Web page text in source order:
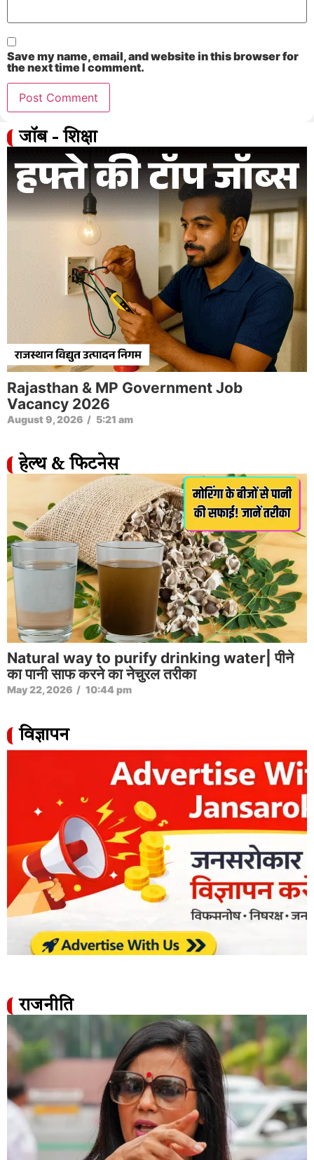
Save my name, email, and website in this browser for
the next time I comment.
जॉब - शिक्षा
Rajasthan & MP Government Job
Vacancy 2026
August 9, 2026 / 5:21 am
हेल्थ & फिटनेस
Natural way to purify drinking water| पीने
का पानी साफ करने का नेचुरल तरीका
May 22, 2026 / 10:44 pm
विज्ञापन
राजनीति